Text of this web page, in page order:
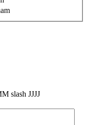
slash JJJJ